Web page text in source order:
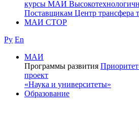
курсы МАИ
Поставщикам Центр трансфера
МАИ СТОР
Ру En
МАИ
Программы развития
проект
«Наука и университеты»
Образование